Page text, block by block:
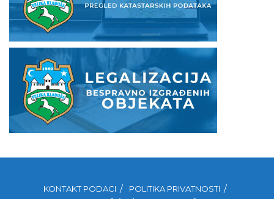
KONTAKT PODACI
POLITIKA PRIVATNOSTI